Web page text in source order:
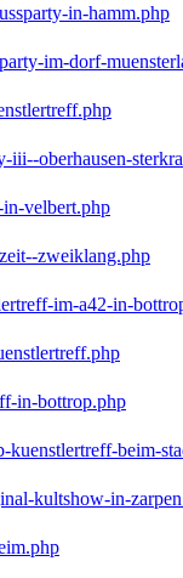
in-hamm.php
im-dorf-
iii--oberhausen-
velbert.php
zweiklang.php
im-a42-in-
in-bottrop.php
kuenstlertreff-beim-
kultshow-in-